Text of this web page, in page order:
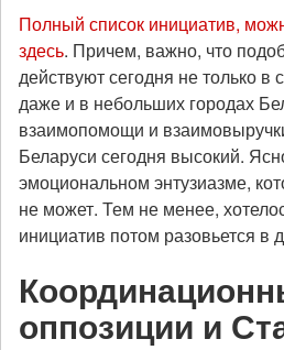
Полный список инициатив,
здесь. Причем, важно, что
действуют сегодня не только в
даже и в небольших городах
взаимопомощи и
Беларуси сегодня высокий.
эмоциональном энтузиазме,
не может. Тем не менее,
инициатив потом разовьется в
оппозиции и